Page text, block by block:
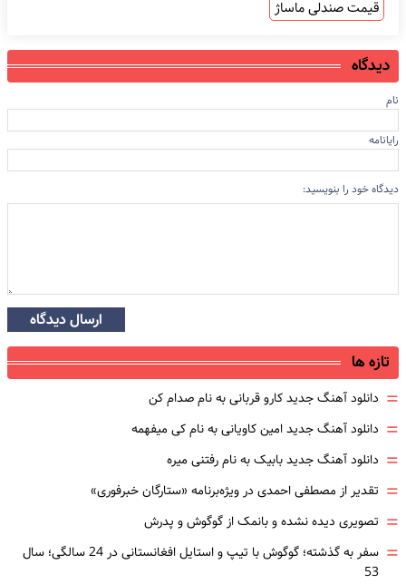
قیمت صندلی ماساژ
دیدگاه
نام
رایانامه
دیدگاه خود را بنویسید:
ارسال دیدگاه
تازه ها
= دانلود آهنگ جدید کارو قربانی به نام صدام کن
= دانلود آهنگ جدید امین کاویانی به نام کی میفهمه
= دانلود آهنگ جدید بابیک به نام رفتنی میره
= تقدیر از مصطفی احمدی در ویژه‌برنامه «ستارگان خبرفوری»
= تصویری دیده نشده و بانمک از گوگوش و پدرش
=
سفر به گذشته؛ گوگوش با تیپ و استایل افغانستانی در 24 سالگی؛ سال
53